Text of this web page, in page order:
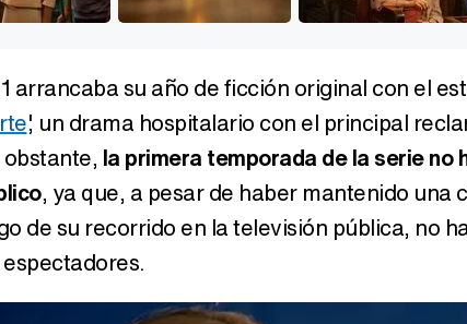
arrancaba su año de ficción original con el
', un drama hospitalario con el principal
obstante, la primera temporada de la serie no
, ya que, a pesar de haber mantenido una
de su recorrido en la televisión pública, no
espectadores.